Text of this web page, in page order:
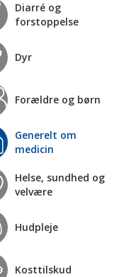
Diarré og
forstoppelse
Dyr
Forældre og børn
Generelt om
medicin
Helse, sundhed og
velvære
Hudpleje
Kosttilskud